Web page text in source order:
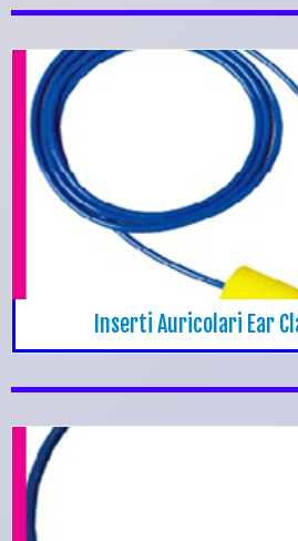
Inserti Auricolari Ear